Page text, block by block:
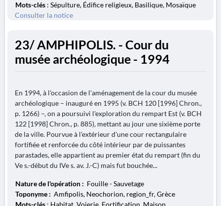
Mots-clés : Sépulture, Édifice religieux, Basilique, Mosaïque
Consulter la notice
23/ AMPHIPOLIS. - Cour du
musée archéologique - 1994
En 1994, à l'occasion de l'aménagement de la cour du musée
archéologique – inauguré en 1995 (v. BCH 120 [1996] Chron.,
p. 1266) –, on a poursuivi l'exploration du rempart Est (v. BCH
122 [1998] Chron., p. 885), mettant au jour une sixième porte
de la ville. Pourvue à l'extérieur d'une cour rectangulaire
fortifiée et renforcée du côté intérieur par de puissantes
parastades, elle appartient au premier état du rempart (fin du
Ve s.-début du IVe s. av. J.-C) mais fut bouchée...
Nature de l'opération : Fouille - Sauvetage
Toponyme : Amfipolis, Neochorion, region_fr, Grèce
Mots-clés : Habitat, Voierie, Fortification, Maison